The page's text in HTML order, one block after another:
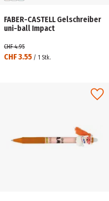
FABER-CASTELL Gelschreiber
uni-ball Impact
CHF 3.55 / 1 Stk.
CHF 4.95